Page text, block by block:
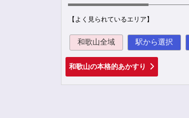
【よく見られているエリア】
和歌山全域 駅から選択
和歌山の本格的あかすり